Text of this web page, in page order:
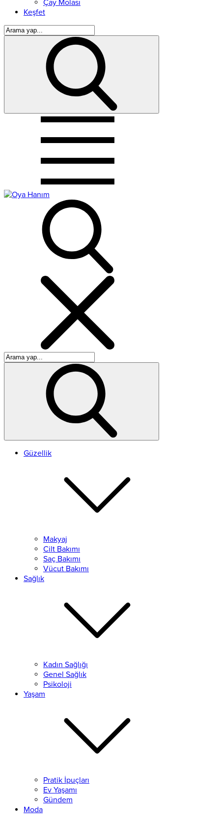
Çay Molası
Keşfet
Güzellik
Makyaj
Cilt Bakımı
Saç Bakımı
Vücut Bakımı
Sağlık
Kadın Sağlığı
Genel Sağlık
Psikoloji
Yaşam
Pratik İpuçları
Ev Yaşamı
Gündem
Moda